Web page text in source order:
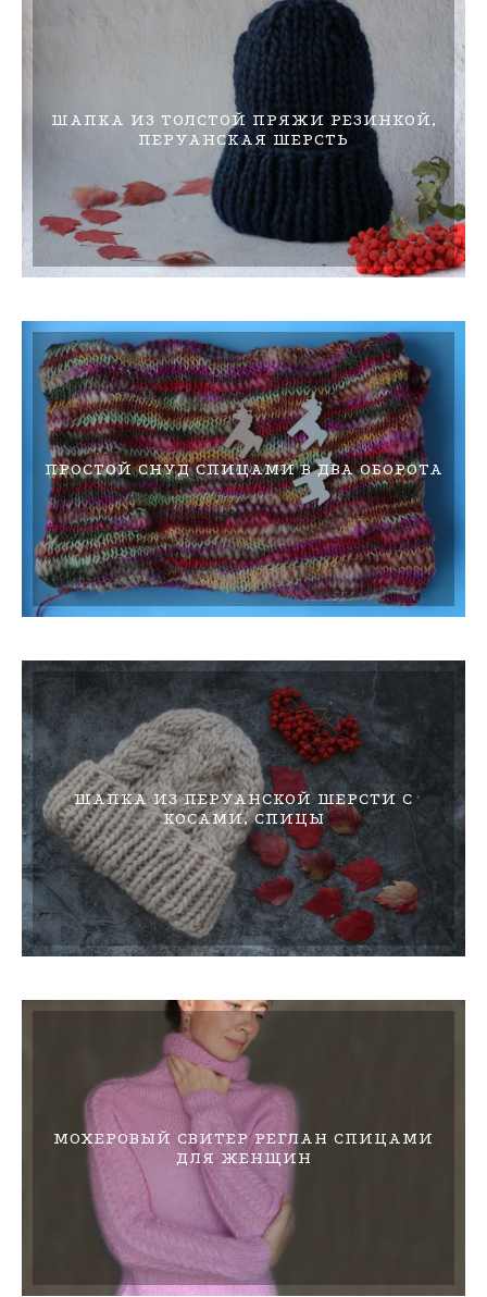
ШАПКА ИЗ ТОЛСТОЙ ПРЯЖИ РЕЗИНКОЙ,
ПЕРУАНСКАЯ ШЕРСТЬ
ПРОСТОЙ СНУД СПИЦАМИ В ДВА ОБОРОТА
ШАПКА ИЗ ПЕРУАНСКОЙ ШЕРСТИ С
КОСАМИ, СПИЦЫ
МОХЕРОВЫЙ СВИТЕР РЕГЛАН СПИЦАМИ
ДЛЯ ЖЕНЩИН